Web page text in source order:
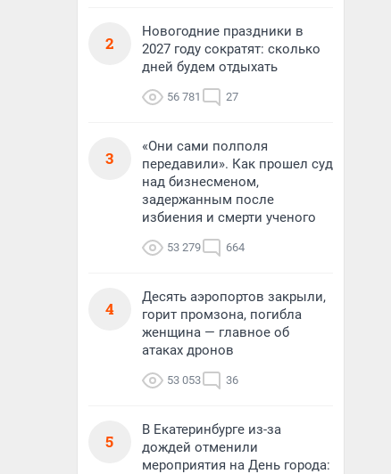
2
Новогодние праздники в
2027 году сократят: сколько
дней будем отдыхать
56 781 27
3
«Они сами полполя
передавили». Как прошел суд
над бизнесменом,
задержанным после
избиения и смерти ученого
53 279 664
4
Десять аэропортов закрыли,
горит промзона, погибла
женщина — главное об
атаках дронов
53 053 36
5
В Екатеринбурге из-за
дождей отменили
мероприятия на День города: